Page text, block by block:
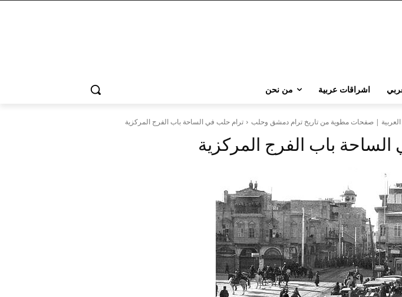
اشراقات عربية من نحن
العربية | صفحات مطوية من تاريخ ترام دمشق وحلب ترام حلب في الساحة باب الفرج المركزية
باب الفرج المركزية